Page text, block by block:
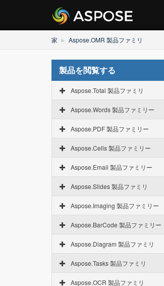
家 Aspose.OMR 製品ファミリ
製品を閲覧する
Aspose.Total 製品ファミリ
Aspose.Words 製品ファミリー
Aspose.PDF 製品ファミリー
Aspose.Cells 製品ファミリー
Aspose.Email 製品ファミリー
Aspose.Slides 製品ファミリ
Aspose.Imaging 製品ファミリー
Aspose.BarCode 製品ファミリー
Aspose.Diagram 製品ファミリ
Aspose.Tasks 製品ファミリ
Aspose.OCR 製品ファミリ